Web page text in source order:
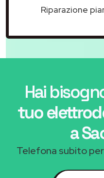
Riparazione
Hai
tuo
a
Telefona subito